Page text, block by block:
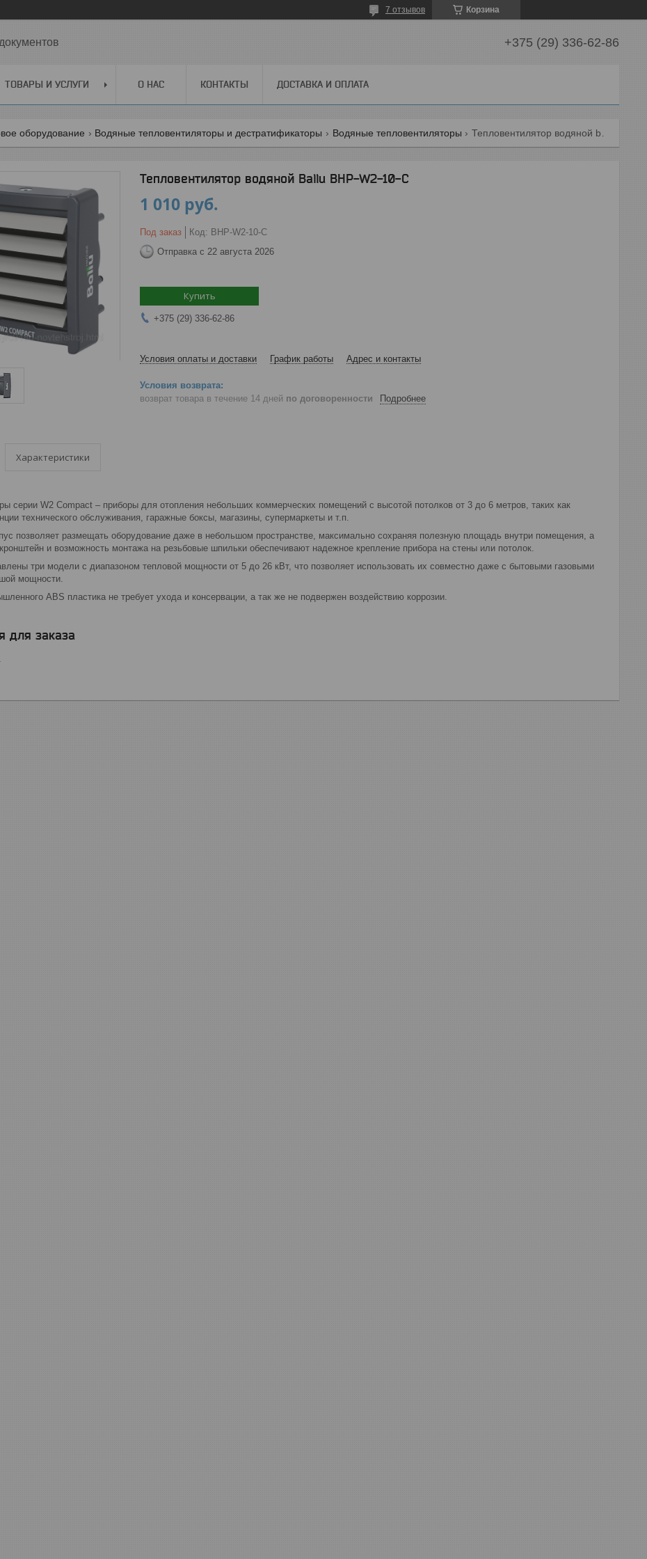
Корзина
7 отзывов
+375 (29) 336-62-86
ТОВАРЫ И УСЛУГИ О НАС КОНТАКТЫ ДОСТАВКА И ОПЛАТА
оборудование Водяные тепловентиляторы и дестратификаторы Водяные тепловентиляторы
Тепловентилятор водяной Ballu BHP-W2-10-C
1 010 руб.
Под заказ Код: BHP-W2-10-C
Отправка с 22 августа 2026
Купить
+375 (29) 336-62-86
Условия оплаты и доставки График работы Адрес и контакты
возврат товара в течение 14 дней по договоренности Подробнее
Характеристики
серии W2 Compact – приборы для отопления небольших коммерческих помещений с высотой потолков от 3 до 6 метров, таких как
технического обслуживания, гаражные боксы, магазины, супермаркеты и т.п.
позволяет размещать оборудование даже в небольшом пространстве, максимально сохраняя полезную площадь внутри помещения, а
и возможность монтажа на резьбовые шпильки обеспечивают надежное крепление прибора на стены или потолок.
три модели с диапазоном тепловой мощности от 5 до 26 кВт, что позволяет использовать их совместно даже с бытовыми газовыми
мощности.
ABS пластика не требует ухода и консервации, а так же не подвержен воздействию коррозии.
для заказа